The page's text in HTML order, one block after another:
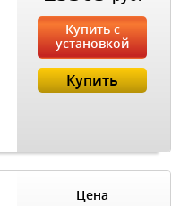
Купить с
установкой
Купить
Цена